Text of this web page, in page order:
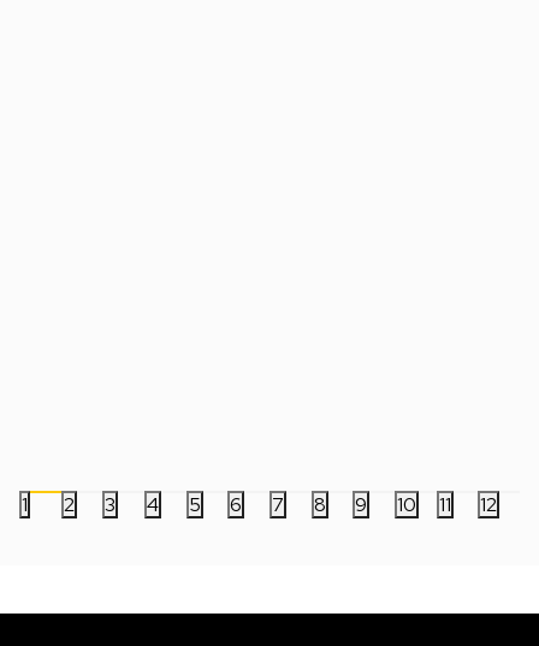
1 2 3 4 5 6 7 8 9 10 11 12